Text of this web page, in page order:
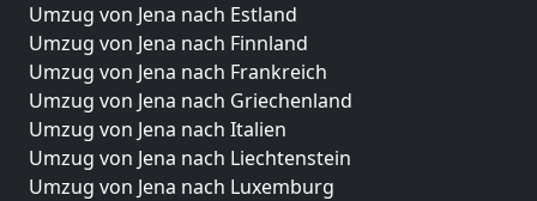
Umzug von Jena nach Estland
Umzug von Jena nach Finnland
Umzug von Jena nach Frankreich
Umzug von Jena nach Griechenland
Umzug von Jena nach Italien
Umzug von Jena nach Liechtenstein
Umzug von Jena nach Luxemburg